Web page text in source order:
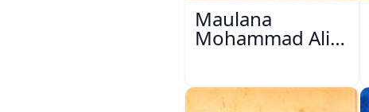
Maulana
Mohammad Ali